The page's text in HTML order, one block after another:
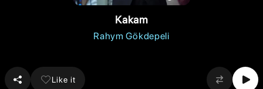
Kakam
Rahym Gökdepeli
Like it